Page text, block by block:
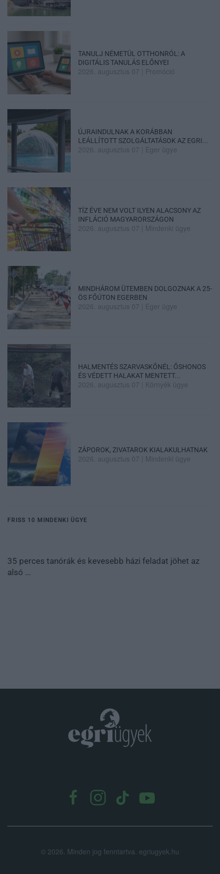
TANULJ NÉMETÜL OTTHONRÓL: A
DIGITÁLIS TANULÁS ELŐNYEI
2026. augusztus 07 Promóció
ÚJRAINDULNAK A KORÁBBAN
LEÁLLÍTOTT SZOLGÁLTATÁSOK AZ EGRI...
2026. augusztus 07 Eger ügye
TÍZ ÉVE NEM VOLT ILYEN ALACSONY AZ
INFLÁCIÓ MAGYARORSZÁGON
2026. augusztus 07 Mindenki ügye
MINDHÁROM ÜTEMBEN DOLGOZNAK A 25-
ÖS FŐÚTON EGERBEN
2026. augusztus 07 Eger ügye
HALMENTÉS SZARVASKŐNÉL: ŐSHONOS
ÉS VÉDETT HALAKAT MENTETT...
2026. augusztus 07 Környék ügye
ZÁPOROK, ZIVATAROK KIALAKULHATNAK
2026. augusztus 07 Mindenki ügye
FRISS 10 MINDENKI ÜGYE
35 perces tanórák és kevesebb házi feladat jöhet az
alsó ...
© 2026. Minden jog fenntartva. egriugyek.hu